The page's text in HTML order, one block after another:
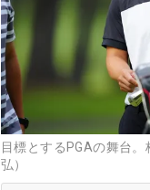
目標とするPGAの舞台
弘）